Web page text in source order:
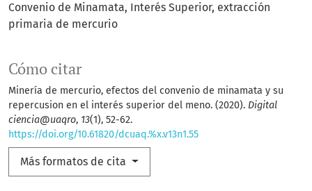
Convenio de Minamata, Interés Superior extracción
primaria de mercurio
Cómo citar
Minería de mercurio, efectos del convenio de minamata y su
repercusion en el interés superior del meno. (2020). Digital
ciencia@uaqro, 13(1), 52-62.
https://doi.org/10.61820/dcuaq.%x.v13n1.55
Más formatos de cita